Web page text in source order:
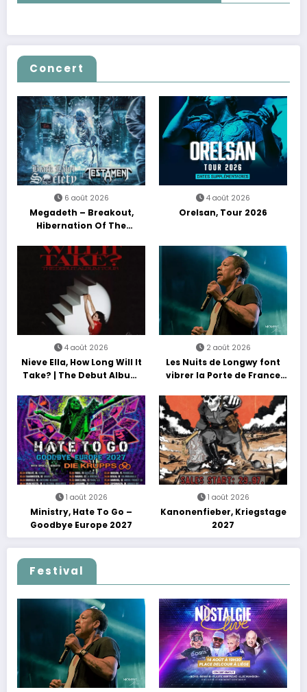
Concert
6 août 2026
Megadeth – Breakout,
Hibernation Of The
4 août 2026
Orelsan, Tour 2026
4 août 2026
Nieve Ella, How Long Will It
Take? | The Debut Album
2 août 2026
Les Nuits de Longwy font
vibrer la Porte de France
découvertes et énergie
reggae
1 août 2026
Ministry, Hate To Go –
Goodbye Europe 2027
1 août 2026
Kanonenfieber, Kriegstage
2027
Festival